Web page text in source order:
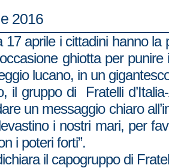
2016
17 aprile i cittadini hanno
ghiotta per
lucano, in un
il gruppo di Fratelli
un messaggio chiaro
i nostri mari, per
i poteri forti”.
il capogruppo di